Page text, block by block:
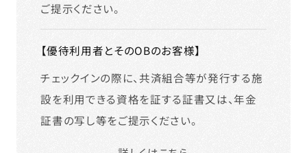
ご提示ください。
【優待利用者とそのOBのお客様】
チェックインの際に、共済組合等が発行する施
設を利用できる資格を証する証書又は、年金
証書の写し等をご提示ください。